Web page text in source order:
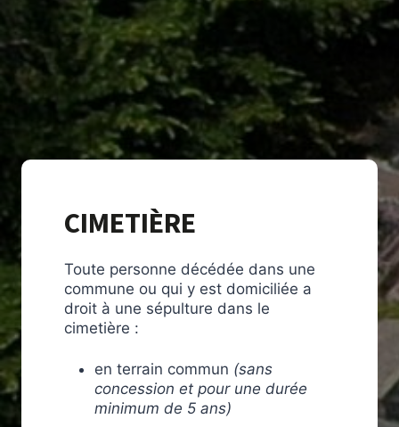
CIMETIÈRE
Toute personne décédée dans une
commune ou qui y est domiciliée a
droit à une sépulture dans le
cimetière :
en terrain commun (sans
concession et pour une durée
minimum de 5 ans)